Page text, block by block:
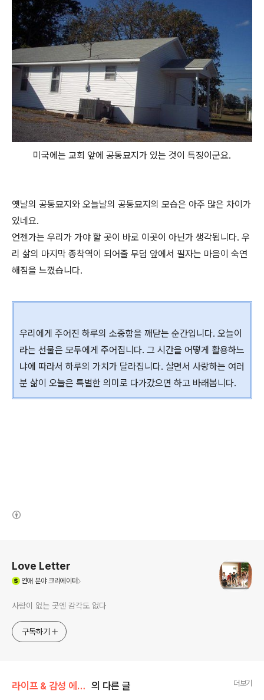
미국에는 교회 앞에 공동묘지가 있는 것이 특징이군요.
옛날의 공동묘지와 오늘날의 공동묘지의 모습은 아주 많은 차이가
있네요.
언젠가는 우리가 가야 할 곳이 바로 이곳이 아닌가 생각됩니다. 우
리 삶의 마지막 종착역이 되어줄 무덤 앞에서 필자는 마음이 숙연
해짐을 느꼈습니다.
우리에게 주어진 하루의 소중함을 깨닫는 순간입니다. 오늘이
라는 선물은 모두에게 주어집니다. 그 시간을 어떻게 활용하느
냐에 따라서 하루의 가치가 달라집니다. 살면서 사랑하는 여러
분 삶이 오늘은 특별한 의미로 다가갔으면 하고 바래봅니다.
Love Letter
연애분야 크리에이터
사랑이 없는 곳엔 감각도 없다
구독하기
라이프 & 감성 에세이/문화 차이 의 다른 글 더보기